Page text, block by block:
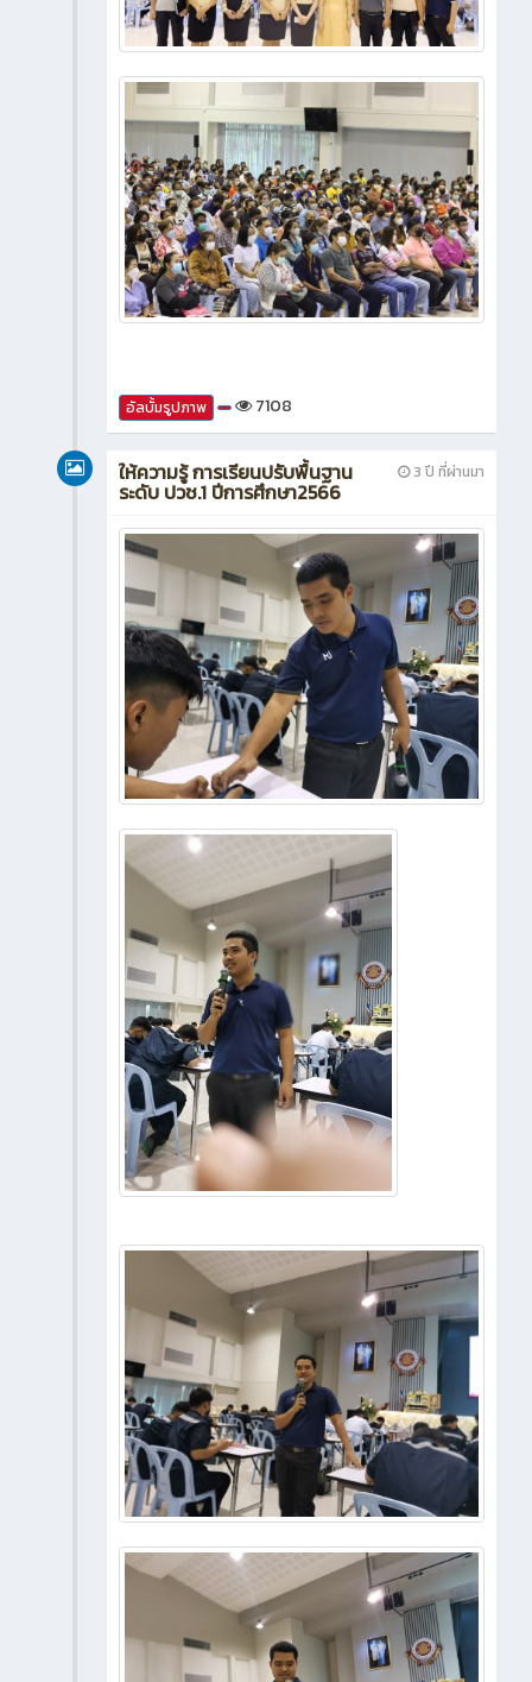
อัลบั้มรูปภาพ 7108
3 ปี ที่ผ่านมา
ให้ความรู้ การเรียนปรับพื้นฐาน
ระดับ ปวช.1 ปีการศึกษา2566